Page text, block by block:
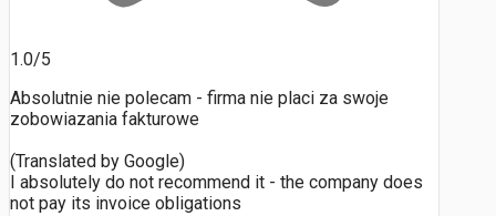
1.0/5
Absolutnie nie polecam - firma nie placi za swoje
zobowiazania fakturowe
(Translated by Google)
I absolutely do not recommend it - the company does
not pay its invoice obligations